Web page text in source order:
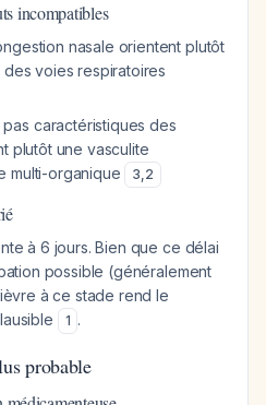
incompatibles
nasale orientent plutôt
voies respiratoires
caractéristiques des
plutôt une vasculite
multi-organique
3,2
à 6 jours. Bien que ce délai
possible (généralement
à ce stade rend le
1 .
probable